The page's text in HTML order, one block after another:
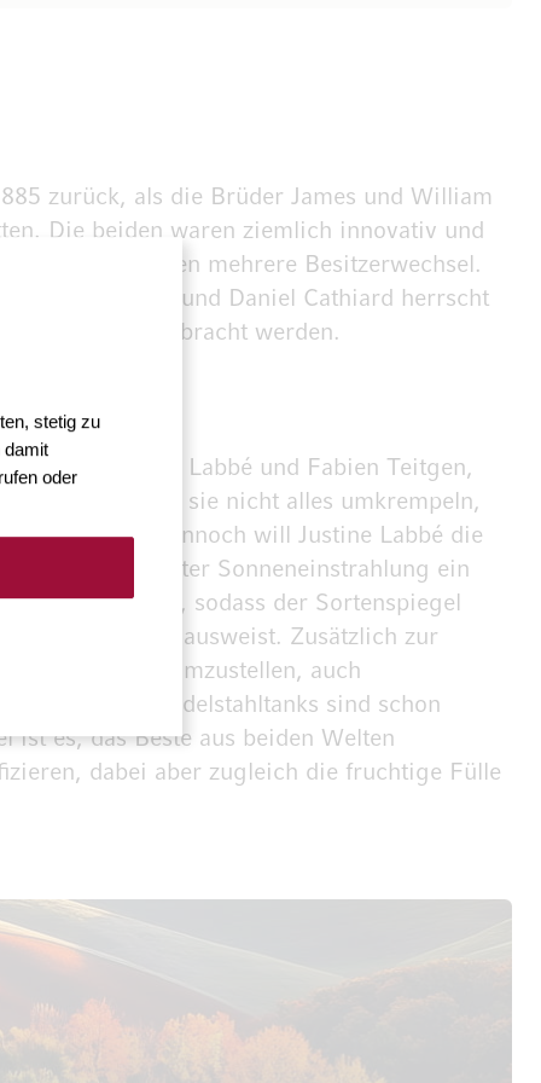
stetig zu
damit
oder
zurück, als die Brüder James und William
Die beiden waren ziemlich innovativ und
und es folgten mehrere Besitzerwechsel.
durch Florence und Daniel Cathiard herrscht
voller Blüte gebracht werden.
sind Justine Labbé und Fabien Teitgen,
verfügt, will sie nicht alles umkrempeln,
Jahr 1980. Dennoch will Justine Labbé die
direkter Sonneneinstrahlung ein
sodass der Sortenspiegel
Franc ausweist. Zusätzlich zur
Anbau umzustellen, auch
Modernste Edelstahltanks sind schon
es, das Beste aus beiden Welten
dabei aber zugleich die fruchtige Fülle